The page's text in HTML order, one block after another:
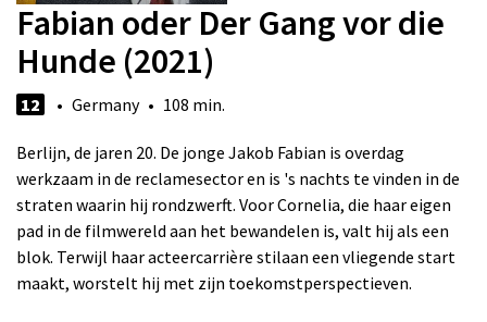
Fabian oder Der Gang vor die
Hunde (2021)
12 • Germany • 108 min.
Berlijn, de jaren 20. De jonge Jakob Fabian is overdag
werkzaam in de reclamesector en is 's nachts te vinden in de
straten waarin hij rondzwerft. Voor Cornelia, die haar eigen
pad in de filmwereld aan het bewandelen is, valt hij als een
blok. Terwijl haar acteercarrière stilaan een vliegende start
maakt, worstelt hij met zijn toekomstperspectieven.